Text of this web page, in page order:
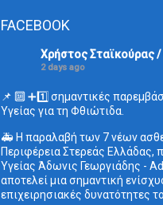
FACEBOOK
Χρήστος Σταϊκούρας
2 days ago
📌 🔟 ➕1️⃣ σημαντικές
Υγείας για τη Φθιώτιδα.
🚑 Η παραλαβή των 7 νέων
Περιφέρεια Στερεάς Ελλάδας,
Υγείας Άδωνις Γεωργιάδης -
αποτελεί μια σημαντική
επιχειρησιακές δυνατότητες